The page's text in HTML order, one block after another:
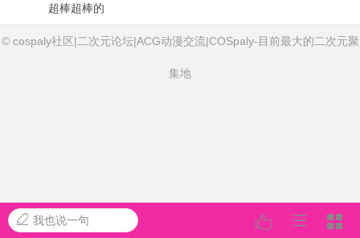
超棒超棒的
我也说一句
© cospaly社区|二次元论坛|ACG动漫交流|COSpaly-目前最大的二次元聚
集地